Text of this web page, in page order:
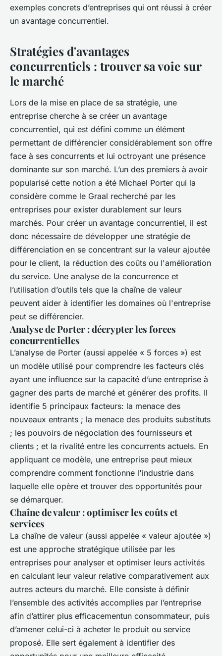
exemples concrets d’entreprises qui ont réussi à créer
un avantage concurrentiel.
Stratégies d'avantages
concurrentiels : trouver sa voie sur
le marché
Lors de la mise en place de sa stratégie, une
entreprise cherche à se créer un avantage
concurrentiel, qui est défini comme un élément
permettant de différencier considérablement son offre
face à ses concurrents et lui octroyant une présence
dominante sur son marché. L’un des premiers à avoir
popularisé cette notion a été Michael Porter qui la
considère comme le Graal recherché par les
entreprises pour exister durablement sur leurs
marchés. Pour créer un avantage concurrentiel, il est
donc nécessaire de développer une stratégie de
différenciation en se concentrant sur la valeur ajoutée
pour le client, la réduction des coûts ou l'amélioration
du service. Une analyse de la concurrence et
l’utilisation d’outils tels que la chaîne de valeur
peuvent aider à identifier les domaines où l'entreprise
peut se différencier.
Analyse de Porter : décrypter les forces
concurrentielles
L’analyse de Porter (aussi appelée « 5 forces ») est
un modèle utilisé pour comprendre les facteurs clés
ayant une influence sur la capacité d’une entreprise à
gagner des parts de marché et générer des profits. Il
identifie 5 principaux facteurs: la menace des
nouveaux entrants ; la menace des produits substituts
; les pouvoirs de négociation des fournisseurs et
clients ; et la rivalité entre les concurrents actuels. En
appliquant ce modèle, une entreprise peut mieux
comprendre comment fonctionne l'industrie dans
laquelle elle opère et trouver des opportunités pour
se démarquer.
Chaîne de valeur : optimiser les coûts et
services
La chaîne de valeur (aussi appelée « valeur ajoutée »)
est une approche stratégique utilisée par les
entreprises pour analyser et optimiser leurs activités
en calculant leur valeur relative comparativement aux
autres acteurs du marché. Elle consiste à définir
l’ensemble des activités accomplies par l’entreprise
afin d’attirer plus efficacementun consommateur, puis
d’amener celui-ci à acheter le produit ou service
proposé. Elle sert également à identifier des